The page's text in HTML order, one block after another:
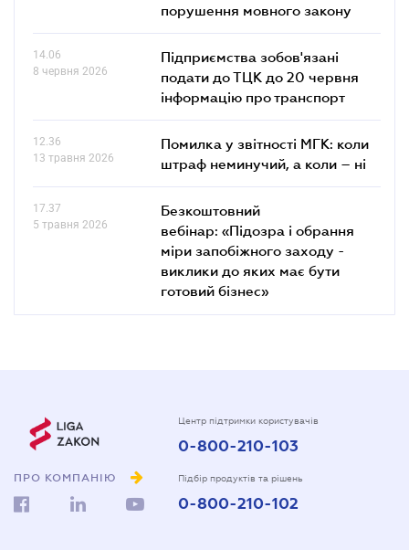
порушення мовного закону
14.06
8 червня 2026
Підприємства зобов'язані
подати до ТЦК до 20 червня
інформацію про транспорт
12.36
13 травня 2026
Помилка у звітності МГК: коли
штраф неминучий, а коли – ні
17.37
5 травня 2026
Безкоштовний
вебінар: «Підозра і обрання
міри запобіжного заходу -
виклики до яких має бути
готовий бізнес»
ПРО КОМПАНІЮ
Центр підтримки користувачів
0-800-210-103
Підбір продуктів та рішень
0-800-210-102